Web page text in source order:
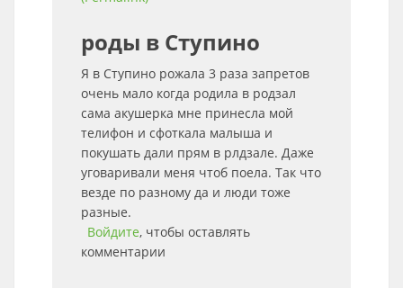
роды в Ступино
Я в Ступино рожала 3 раза запретов
очень мало когда родила в родзал
сама акушерка мне принесла мой
телифон и сфоткала малыша и
покушать дали прям в рлдзале. Даже
уговаривали меня чтоб поела. Так что
везде по разному да и люди тоже
разные.
Войдите, чтобы оставлять
комментарии